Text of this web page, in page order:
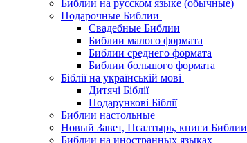
Библии на русском языке (обычные)
Подарочные Библии
Свадебные Библии
Библии малого формата
Библии среднего формата
Библии большого формата
Біблії на українській мові
Дитячі Біблії
Подарункові Біблії
Библии настольные
Новый Завет, Псалтырь, книги Библии
Библии на иностранных языках